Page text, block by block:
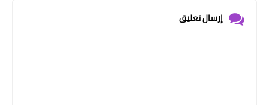
إرسال تعليق